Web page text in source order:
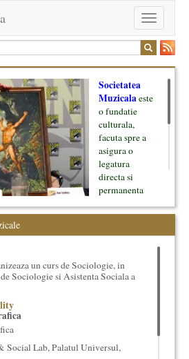
Toggle
navigation
Societatea
Muzicalaeste
o fundatie
culturala,
facuta spre a
asigura o
legatura
directa si
permanenta
oamenii ei, pe
si de aici numele -, insa acum
domenii ale culturii.
dezvoltam si administram proiecte
si sisteme de finantare, marketing
concursuri, concerte si
sau publice, tinem cursuri de
teatrala, filosofica si de alte feluri.
un curs de Sociologie, in
Sociologie si Asistenta Sociala a
Social Lab, Palatul Universul,